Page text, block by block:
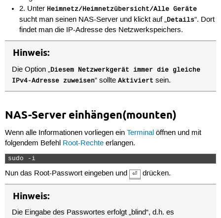
2. Unter Heimnetz/Heimnetzübersicht/Alle Geräte
sucht man seinen NAS-Server und klickt auf „Details“. Dort
findet man die IP-Adresse des Netzwerkspeichers.
Hinweis:
Die Option „Diesem Netzwerkgerät immer die gleiche
IPv4-Adresse zuweisen“ sollteAktiviert sein.
NAS-Server einhängen(mounten)
Wenn alle Informationen vorliegen ein Terminal öffnen und mit
folgendem Befehl Root-Rechteerlangen.
sudo -i
Nun das Root-Passwort eingeben und ⏎ drücken.
Hinweis:
Die Eingabe des Passwortes erfolgt „blind“, d.h. es